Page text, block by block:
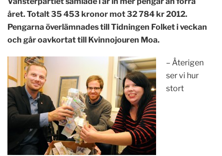
året. Totalt 35 453 kronor mot 32 784 kr 2012.
Pengarna överlämnades till Tidningen Folket i veckan
och går oavkortat till Kvinnojouren Moa.
– Återigen
ser vi hur
stort